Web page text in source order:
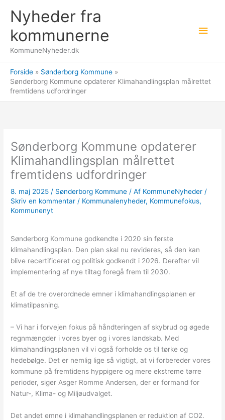
indholdet
Nyheder fra
kommunerne
KommuneNyheder.dk
Forside
Sønderborg Kommune
Sønderborg Kommune opdaterer Klimahandlingsplan målrettet
fremtidens udfordringer
Sønderborg Kommune opdaterer
Klimahandlingsplan målrettet
fremtidens udfordringer
8. maj 2025 / Sønderborg Kommune / Af KommuneNyheder /
Skriv en kommentar / Kommunalenyheder, Kommunefokus,
Kommunenyt
Sønderborg Kommune godkendte i 2020 sin første
klimahandlingsplan. Den plan skal nu revideres, så den kan
blive recertificeret og politisk godkendt i 2026. Derefter vil
implementering af nye tiltag foregå frem til 2030.
Et af de tre overordnede emner i klimahandlingsplanen er
klimatilpasning.
– Vi har i forvejen fokus på håndteringen af skybrud og øgede
regnmængder i vores byer og i vores landskab. Med
klimahandlingsplanen vil vi også forholde os til tørke og
hedebølge. Det er nemlig lige så vigtigt, at vi forbereder vores
kommune på fremtidens hyppigere og mere ekstreme tørre
perioder, siger Asger Romme Andersen, der er formand for
Natur-, Klima- og Miljøudvalget.
Det andet emne i klimahandlingsplanen er reduktion af CO2.